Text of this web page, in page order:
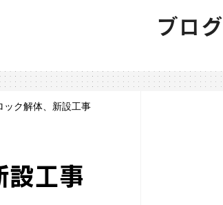
ブログ
ック解体、新設工事
設工事